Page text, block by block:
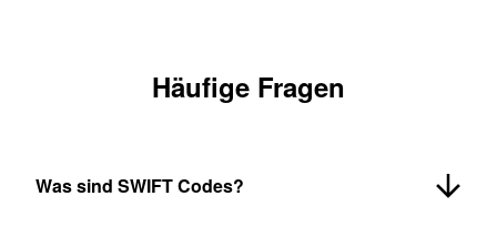
Häufige Fragen
Was sind SWIFT Codes?